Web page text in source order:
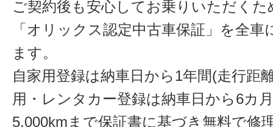
ご契約後も安心してお乗りいただくた
「オリックス認定中古車保証」を全
ます。
自家用登録は納車日から1年間(走行距
用・レンタカー登録は納車日から6カ
5,000kmまで保証書に基づき無料で修